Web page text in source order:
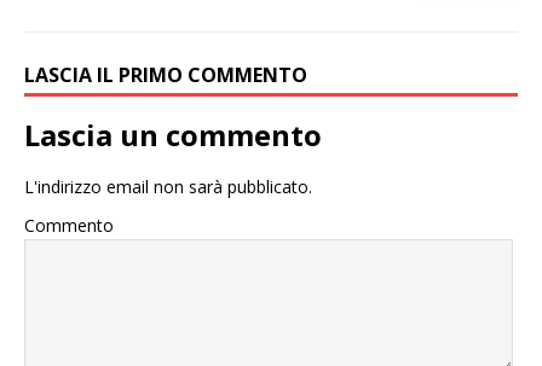
LASCIA IL PRIMO COMMENTO
Lascia un commento
L'indirizzo email non sarà pubblicato.
Commento